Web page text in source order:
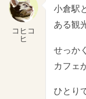
コヒコ
ヒ
小倉駅
ある観
せっか
カフェ
ひとり